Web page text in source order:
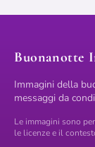
Buonanotte
Immagini della
messaggi da
Le immagini sono
le licenze e il